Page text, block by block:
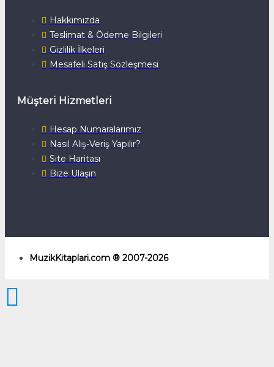
Hakkımızda
Teslimat & Ödeme Bilgileri
Gizlilik İlkeleri
Mesafeli Satış Sözleşmesi
Müşteri Hizmetleri
Hesap Numaralarımız
Nasıl Alış-Veriş Yapılır?
Site Haritası
Bize Ulaşın
MuzikKitaplari.com ® 2007-2026